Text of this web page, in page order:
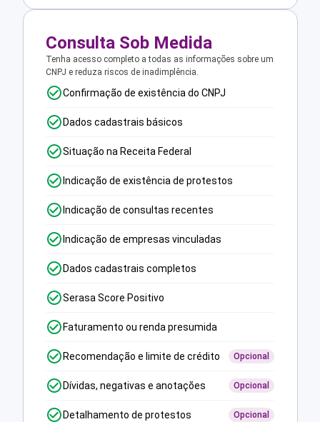
Consulta Sob Medida
Tenha acesso completo a todas as informações sobre um
CNPJ e reduza riscos de inadimplência.
Confirmação de existência do CNPJ
Dados cadastrais básicos
Situação na Receita Federal
Indicação de existência de protestos
Indicação de consultas recentes
Indicação de empresas vinculadas
Dados cadastrais completos
Serasa Score Positivo
Faturamento ou renda presumida
Recomendação e limite de crédito Opcional
Dívidas, negativas e anotações Opcional
Detalhamento de protestos Opcional